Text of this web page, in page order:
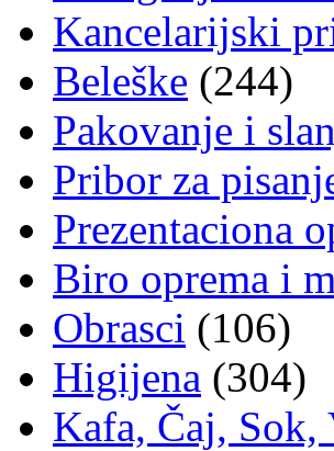
Kancelarijski
Beleške (244)
Pakovanje i
Pribor za
Prezentaciona
Biro oprema i
Obrasci (106)
Higijena (304)
Kafa, Čaj, Sok,